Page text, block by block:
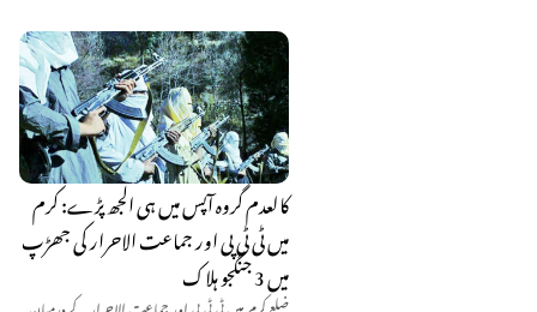
کالعدم گروہ آپس میں ہی الجھ پڑے: کرم
میں ٹی ٹی پی اور جماعت الاحرار کی جھڑپ
میں 3 جنگجو ہلاک